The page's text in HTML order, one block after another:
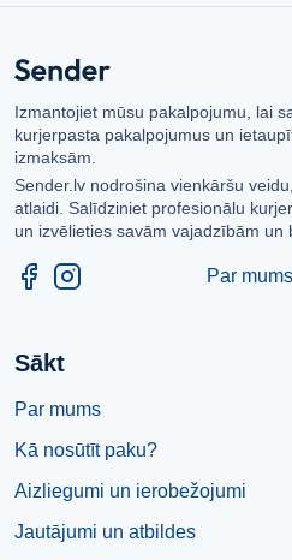
Izmantojiet mūsu pakalpojumu, lai
kurjerpasta pakalpojumus un
izmaksām.
Sender.lv nodrošina vienkāršu
atlaidi. Salīdziniet profesionālu
un izvēlieties savām vajadzībām un
Par mums
Sākt
Par mums
Kā nosūtīt paku?
Aizliegumi un ierobežojumi
Jautājumi un atbildes